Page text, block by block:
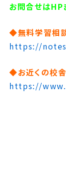
お問合せは
◆無料学習相
https://
◆お近くの校
https://